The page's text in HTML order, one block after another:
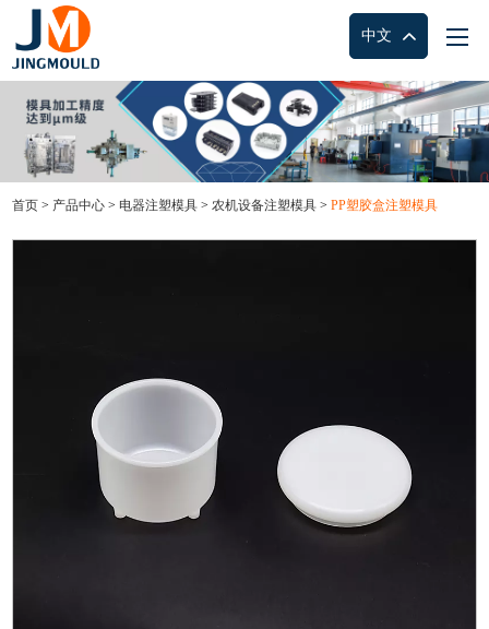
中文
首页 > 产品中心 > 电器注塑模具 > 农机设备注塑模具 >PP塑胶盒注塑模具